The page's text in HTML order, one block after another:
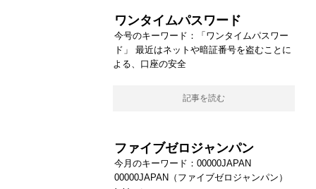
ワンタイムパスワード
今号のキーワード：「ワンタイムパスワー
ド」 最近はネットや暗証番号を盗むことに
よる、口座の安全
記事を読む
ファイブゼロジャンパン
今月のキーワード：00000JAPAN
00000JAPAN（ファイブゼロジャンパン）